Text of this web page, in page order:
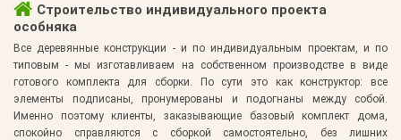
Строительство индивидуального проекта
особняка
Все деревянные конструкции - и по индивидуальным проектам, и по
типовым - мы изготавливаем на собственном производстве в виде
готового комплекта для сборки. По сути это как конструктор: все
элементы подписаны, пронумерованы и подогнаны между собой.
Именно поэтому клиенты, заказывающие базовый комплект дома,
спокойно справляются с сборкой самостоятельно, без лишних